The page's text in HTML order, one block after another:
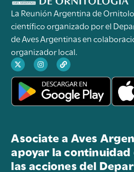
La Reunión Argentina de
científico organizado por el
de Aves Argentinas en
organizador local.
Asociate a Aves
apoyar la continuidad
las acciones del